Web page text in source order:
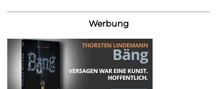
Werbung